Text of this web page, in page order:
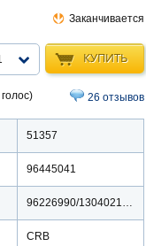
Заканчивается
КУПИТЬ
26 отзывов
51357
96445041
96226990/1304021/1304.3093
CRB